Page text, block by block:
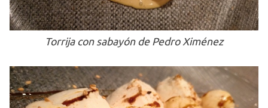
Torrija con sabayón de Pedro Ximénez